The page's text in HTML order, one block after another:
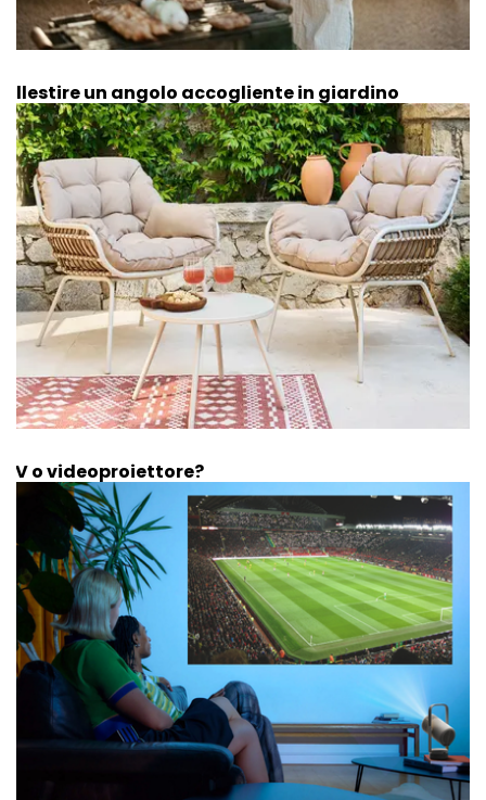
Allestire un angolo accogliente in giardino
TV o videoproiettore?